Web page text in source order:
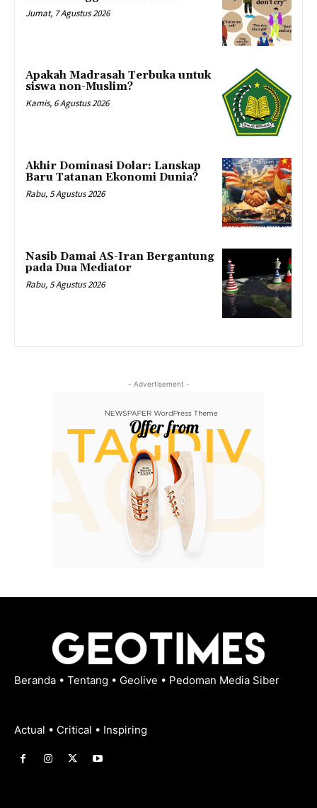
Jumat, 7 Agustus 2026
Apakah Madrasah Terbuka untuk
siswa non-Muslim?
Kamis, 6 Agustus 2026
Akhir Dominasi Dolar: Lanskap
Baru Tatanan Ekonomi Dunia?
Rabu, 5 Agustus 2026
Nasib Damai AS-Iran Bergantung
pada Dua Mediator
Rabu, 5 Agustus 2026
- Advertisement -
Beranda • Tentang • Geolive • Pedoman Media Siber
Actual • Critical • Inspiring